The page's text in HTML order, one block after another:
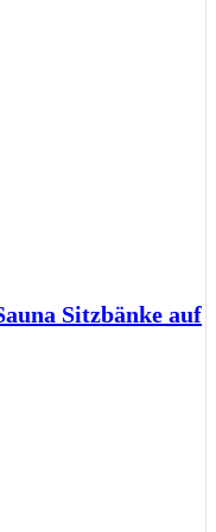
Sitzbänke auf